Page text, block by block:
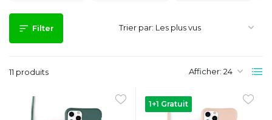
Filter
11 produits Afficher:
Trier par:
1+1 Gratuit